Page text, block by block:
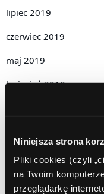
Niniejsza strona
Pliki cookies (czyli
na Twoim
przeglądarkę
lipiec 2019
czerwiec 2019
maj 2019
kwiecień 2019
październik 2018
wrzesień 2018